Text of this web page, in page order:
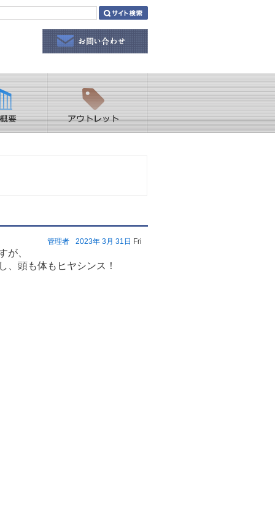
2023年 3月 31日 Fri
管理者
が、
、頭も体もヒヤシンス！